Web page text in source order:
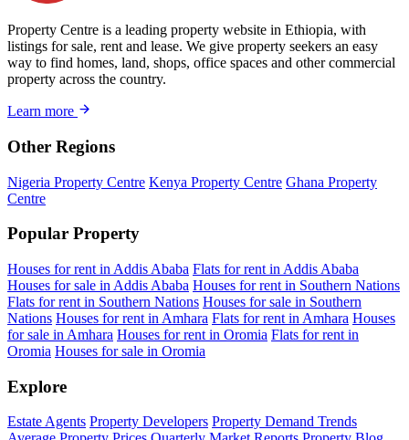
Property Centre is a leading property website in Ethiopia, with
listings for sale, rent and lease. We give property seekers an easy
way to find homes, land, shops, office spaces and other commercial
property across the country.
Learn more
Other Regions
Nigeria Property Centre Kenya Property Centre Ghana Property
Centre
Popular Property
Houses for rent in Addis Ababa Flats for rent in Addis Ababa
Houses for sale in Addis Ababa Houses for rent in Southern Nations
Flats for rent in Southern Nations Houses for sale in Southern
Nations Houses for rent in Amhara Flats for rent in Amhara Houses
for sale in Amhara Houses for rent in Oromia Flats for rent in
Oromia Houses for sale in Oromia
Explore
Estate Agents Property Developers Property Demand Trends